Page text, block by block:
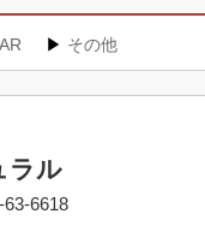
▶ その他
ラル
63-6618